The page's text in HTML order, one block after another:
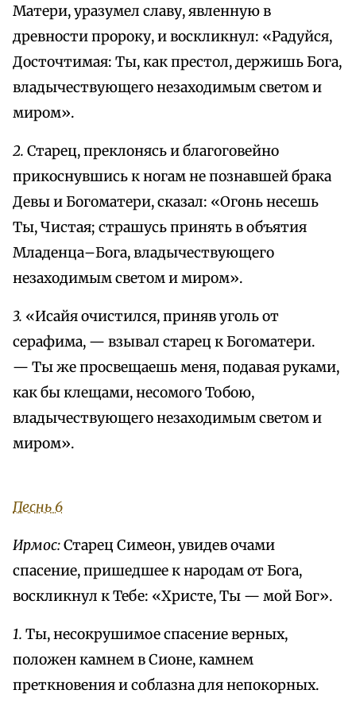
Матери, уразумел славу, явленную в
древности пророку, и воскликнул: «Радуйся,
Досточтимая: Ты, как престол, держишь Бога,
владычествующего незаходимым светом и
миром».
2. Старец, преклонясь и благоговейно
прикоснувшись к ногам не познавшей брака
Девы и Богоматери, сказал: «Огонь несешь
Ты, Чистая; страшусь принять в объятия
Младенца–Бога, владычествующего
незаходимым светом и миром».
3. «Исайя очистился, приняв уголь от
серафима, — взывал старец к Богоматери.
— Ты же просвещаешь меня, подавая руками,
как бы клещами, несомого Тобою,
владычествующего незаходимым светом и
миром».
Песнь 6
Ирмос:Старец Симеон, увидев очами
спасение, пришедшее к народам от Бога,
воскликнул к Тебе: «Христе, Ты — мой Бог».
1. Ты, несокрушимое спасение верных,
положен камнем в Сионе, камнем
преткновения и соблазна для непокорных.